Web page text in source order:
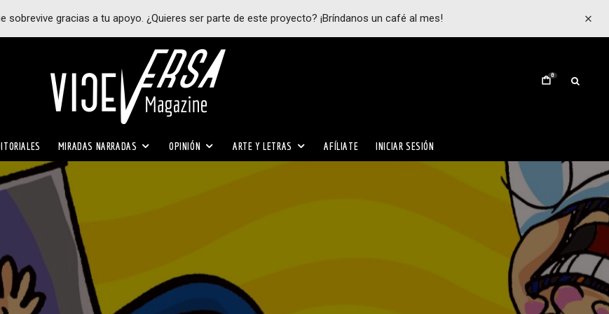
sobrevive gracias a tu apoyo. ¿Quieres ser parte de este proyecto? ¡Bríndanos un café al mes!
0
MIRADAS NARRADAS OPINIÓN ARTE Y LETRAS AFÍLIATE INICIAR SESIÓN